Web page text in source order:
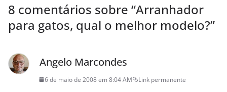
8 comentários sobre “Arranhador
para gatos, qual o melhor modelo?”
Angelo Marcondes
6 de maio de 2008 em 8:04 AM Link permanente